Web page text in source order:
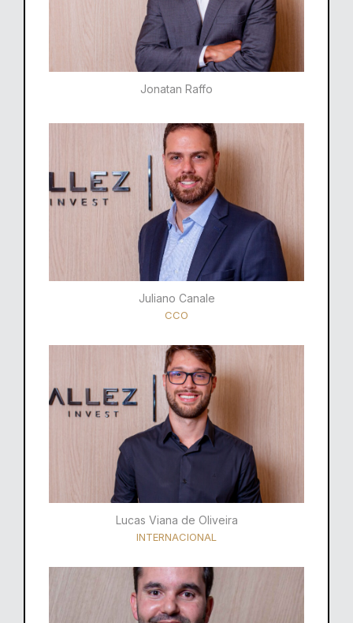
Jonatan Raffo
Juliano Canale
CCO
Lucas Viana de Oliveira
INTERNACIONAL